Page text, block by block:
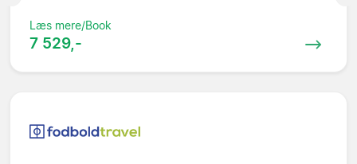
Læs mere/Book
7 529,-